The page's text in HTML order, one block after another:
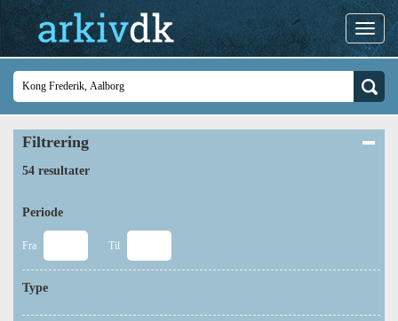
Filtrering
54 resultater
Periode
Fra Til
Type